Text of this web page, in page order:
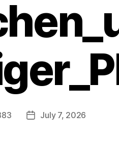
July 7, 2026